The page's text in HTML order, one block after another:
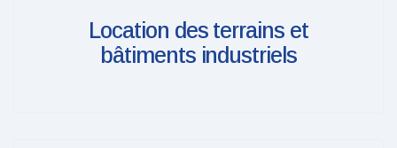
Location des terrains et
bâtiments industriels